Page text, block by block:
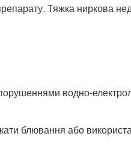
Тяжка ниркова
водно-
блювання або